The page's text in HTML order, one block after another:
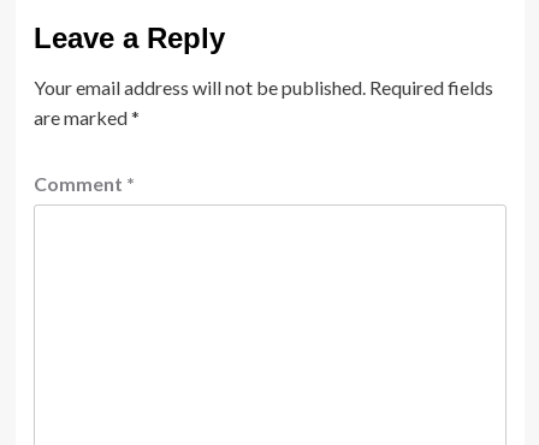
Leave a Reply
Your email address will not be published. Required fields
are marked*
Comment *